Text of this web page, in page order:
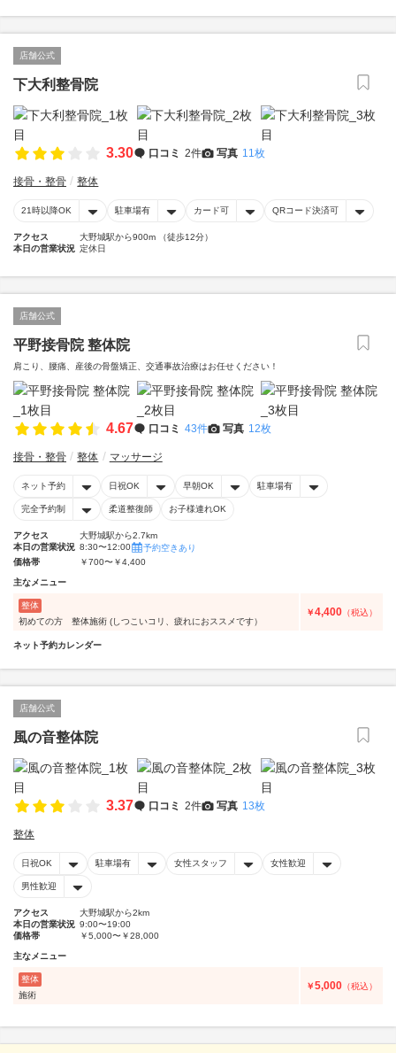
店舗公式
下大利整骨院
3.30 口コミ 2件 写真 11枚
接骨・整骨 整体
21時以降OK 駐車場有 カード可 QRコード決済可
アクセス
大野城駅から900m （徒歩12分）
本日の営業状況 定休日
店舗公式
平野接骨院 整体院
肩こり、腰痛、産後の骨盤矯正、交通事故治療はお任せください！
4.67 口コミ 43件 写真 12枚
接骨・整骨 整体 マッサージ
ネット予約 日祝OK 早朝OK 駐車場有
完全予約制 柔道整復師 お子様連れOK
アクセス
大野城駅から2.7km
本日の営業状況 8:30〜12:00
予約空きあり
価格帯
￥700〜￥4,400
主なメニュー
整体
初めての方 整体施術 (しつこいコリ、疲れにおススメです）
￥4,400 （税込）
ネット予約カレンダー
店舗公式
風の音整体院
3.37 口コミ 2件 写真 13枚
整体
日祝OK 駐車場有 女性スタッフ 女性歓迎
男性歓迎
アクセス
大野城駅から2km
本日の営業状況 9:00〜19:00
価格帯
￥5,000〜￥28,000
主なメニュー
整体
施術
￥5,000 （税込）